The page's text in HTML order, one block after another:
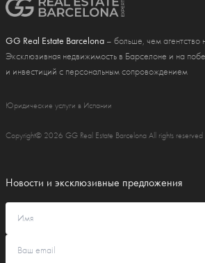
GG Real Estate Barcelona – больше, чем агентство
Эксклюзивная недвижимость в Барселоне и на
и инвестиций с персональным сопровождением
Юридические услуги в Испании
Copyright© 2026 GG Real Estate Barcelona All rights reserved
Новости и эксклюзивные предложения